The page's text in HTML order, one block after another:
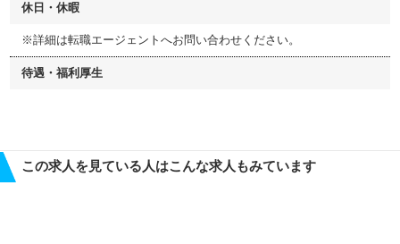
休日・休暇
※詳細は転職エージェントへお問い合わせください。
待遇・福利厚生
この求人を見ている人はこんな求人もみています